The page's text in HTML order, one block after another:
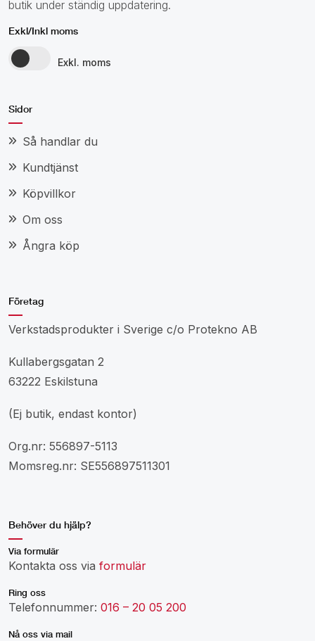
butik under ständig uppdatering.
Exkl/Inkl moms
Exkl. moms
Sidor
Så handlar du
Kundtjänst
Köpvillkor
Om oss
Ångra köp
Företag
Verkstadsprodukter i Sverige c/o Protekno AB
Kullabergsgatan 2
63222 Eskilstuna
(Ej butik, endast kontor)
Org.nr: 556897-5113
Momsreg.nr: SE556897511301
Behöver du hjälp?
Via formulär
Kontakta oss via formulär
Ring oss
Telefonnummer: 016 – 20 05 200
Nå oss via mail